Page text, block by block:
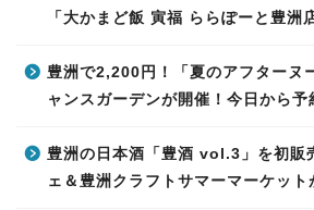
「大かまど飯 寅福 ららぽーと豊洲
豊洲で2,200円！「夏のアフターヌ
ャンスガーデンが開催！今日から予
豊洲の日本酒「豊酒 vol.3」を初販
ェ＆豊洲クラフトサマーマーケット